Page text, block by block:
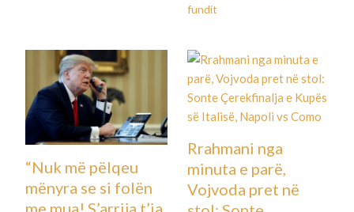
fundit
“Nuk më pëlqeu
mënyra se si folën
me mua! S’arrija t’ia
Rrahmani nga
minuta e parë,
Vojvoda pret në